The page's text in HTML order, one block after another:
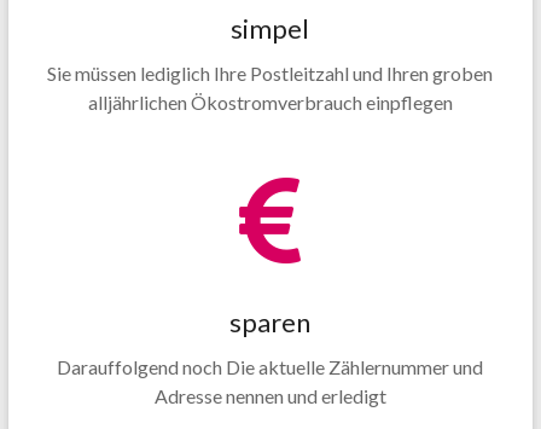
simpel
Sie müssen lediglich Ihre Postleitzahl und Ihren groben
alljährlichen Ökostromverbrauch einpflegen
sparen
Darauffolgend noch Die aktuelle Zählernummer und
Adresse nennen und erledigt